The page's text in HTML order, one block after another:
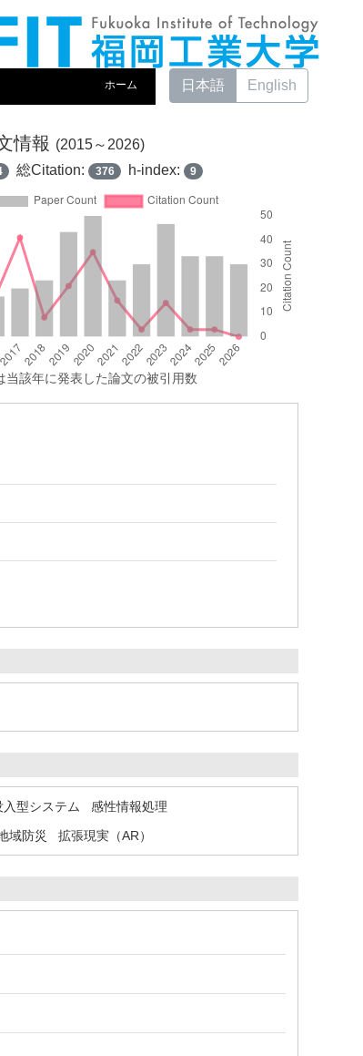
ホーム 日本語 English
情報 (2015～2026)
総Citation: 376 h-index: 9
当該年に発表した論文の被引用数
入型システム
感性情報処理
域防災 拡張現実（AR）